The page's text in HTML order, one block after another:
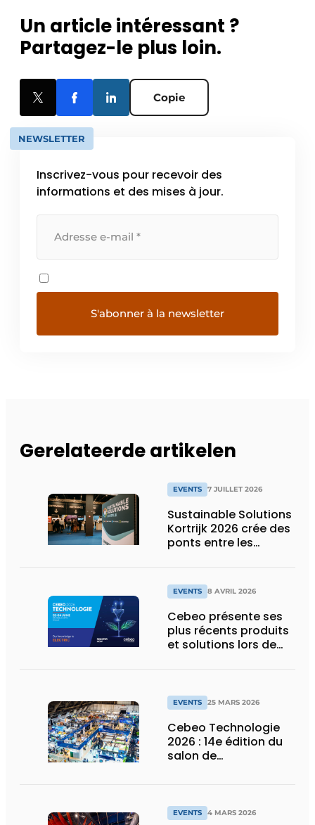
Un article intéressant ?
Partagez-le plus loin.
Copie
NEWSLETTER
Inscrivez-vous pour recevoir des
informations et des mises à jour.
Gerelateerde artikelen
EVENTS 7 JUILLET 2026
Sustainable Solutions
Kortrijk 2026 crée des
ponts entre les
énergétiques
interconnectées
EVENTS 8 AVRIL 2026
Cebeo présente ses
plus récents produits
et solutions lors de
EVENTS 25 MARS 2026
Cebeo Technologie
2026 : 14e édition du
salon de
EVENTS 4 MARS 2026